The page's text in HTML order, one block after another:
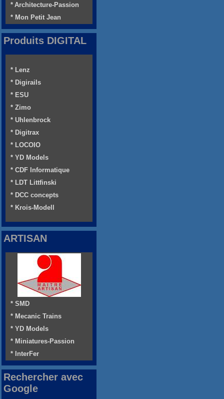
* Architecture-Passion
* Mon Petit Jean
Produits DIGITAL
* Lenz
* Digirails
* ESU
* Zimo
* Uhlenbrock
* Digitrax
* LOCOIO
* YD Models
* CDF Informatique
* LDT Littfinski
* DCC concepts
* Krois-Modell
ARTISAN
* SMD
* Mecanic Trains
* YD Models
* Miniatures-Passion
* InterFer
Rechercher avec
Google